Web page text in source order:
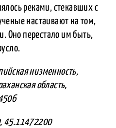
реками, стекавших с
настаивают на том,
Оно перестало им быть,
низменность,
область,
45.11472200